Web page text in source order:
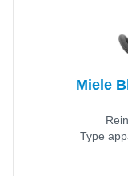
Miele
Type